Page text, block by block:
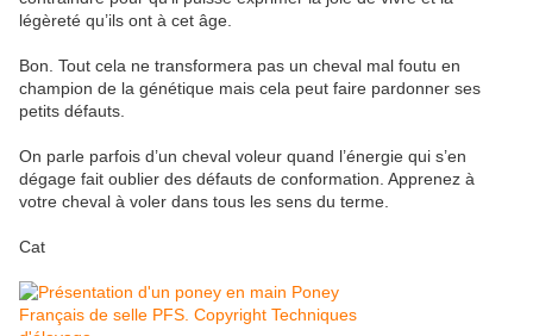
légèreté qu’ils ont à cet âge.
Bon. Tout cela ne transformera pas un cheval mal foutu en
champion de la génétique mais cela peut faire pardonner ses
petits défauts.
On parle parfois d’un cheval voleur quand l’énergie qui s’en
dégage fait oublier des défauts de conformation. Apprenez à
votre cheval à voler dans tous les sens du terme.
Cat